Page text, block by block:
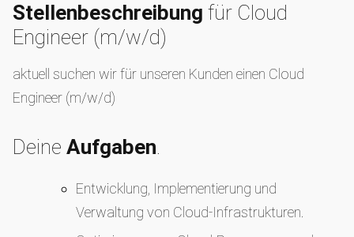
Stellenbeschreibung für Cloud
Engineer (m/w/d)
aktuell suchen wir für unseren Kunden einen Cloud
Engineer (m/w/d)
Deine Aufgaben.
Entwicklung, Implementierung und
Verwaltung von Cloud-Infrastrukturen.